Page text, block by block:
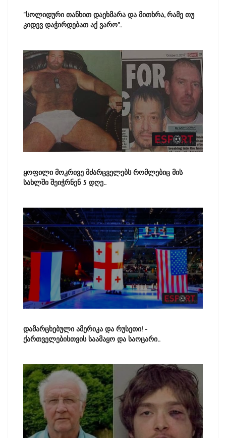
"სოლიდური თანხით დაეხმარა და მითხრა, რამე თუ
კიდევ დაჭირდებათ აქ ვარო"..
ყოფილი მოკრივე მძარცველებს რომლებიც მის
სახლში შეიჭრნენ 5 დღე..
დამარცხებული ამერიკა და რუსეთი! -
ქართველებისთვის საამაყო და საოცარი..